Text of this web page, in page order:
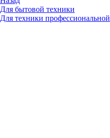
Для бытовой техники
Для техники профессиональной